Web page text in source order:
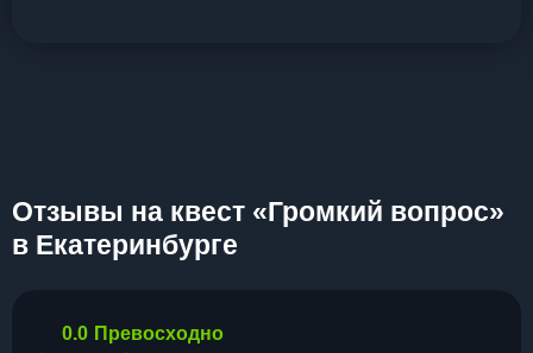
Отзывы на квест «Громкий вопрос»
в Екатеринбурге
0.0 Превосходно